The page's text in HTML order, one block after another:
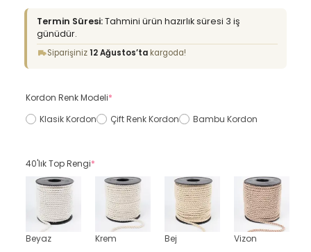
Termin Süresi:Tahmini ürün hazırlık süresi 3 iş
günüdür.
Siparişiniz12 Ağustos’ta kargoda!
Kordon Renk Modeli*
Klasik Kordon
Çift Renk Kordon Bambu Kordon
40'lık Top Rengi*
Beyaz Krem Bej Vizon